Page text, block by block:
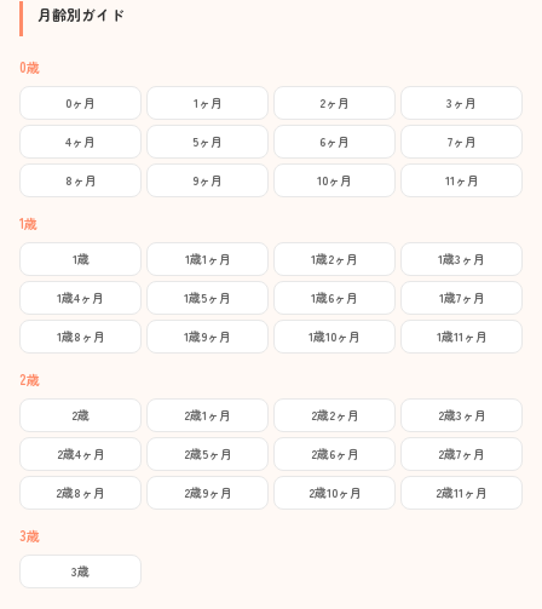
月齢別ガイド
0歳
0ヶ月 1ヶ月 2ヶ月 3ヶ月
4ヶ月 5ヶ月 6ヶ月 7ヶ月
8ヶ月 9ヶ月 10ヶ月 11ヶ月
1歳
1歳 1歳1ヶ月 1歳2ヶ月 1歳3ヶ月
1歳4ヶ月 1歳5ヶ月 1歳6ヶ月 1歳7ヶ月
1歳8ヶ月 1歳9ヶ月 1歳10ヶ月 1歳11ヶ月
2歳
2歳 2歳1ヶ月 2歳2ヶ月 2歳3ヶ月
2歳4ヶ月 2歳5ヶ月 2歳6ヶ月 2歳7ヶ月
2歳8ヶ月 2歳9ヶ月 2歳10ヶ月 2歳11ヶ月
3歳
3歳